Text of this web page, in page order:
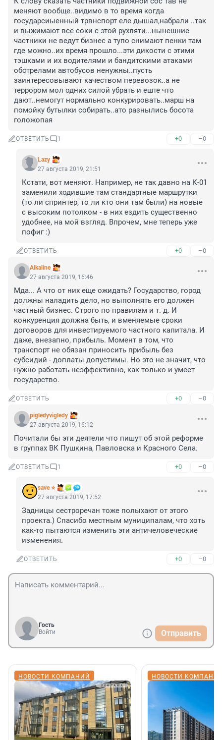
меняют вообще..видимо в то время когда
государсиыенный трвнспорт еле дышал,набрали ..так
и выжимают все соки с этой рухляти...нынешние
частники не ведут бизнес а тупо снимают пенки там
где можно..их время прошло...эти дикости с этими
тэшками и их водителями и бандитскими атаками
обстрелами автобусов ненужны..пусть
заинтересовывают качеством перевозок..а не
террором мол одних силой убрать и еште что
дают..немогут нормально конкурировать..марш на
помойку бутылки собирать..ато разнылись босота
голожопая
ОТВЕТИТЬ 1 +0 –0
Lazy
27 августа 2019, 21:51
Кстати, вот меняют. Например, не так давно на К-01
заменили ходившие там стандартные маршрутки
(то ли спринтер, то ли кто они там были) на новые
с высоким потолком - в них ездить существенно
удобнее, на мой взгляд. Впрочем, мне теперь уже
пофиг :)
ОТВЕТИТЬ +0 –0
Alkaline
27 августа 2019, 16:46
Мда... А что от них еще ожидать? Государство, город
должны наладить дело, но выполнять его должен
частный бизнес. Строго по правилам и т. д. И
конкуренция должна быть, и вменяемые сроки
договоров для инвестируемого частного капитала. И
даже, внезапно, прибыль. Момент в том, что
транспорт не обязан приносить прибыль без
субсидий - доплаты допустимы. Но это не значит, что
нужно работать неэффективно, как только и умеет
государство.
ОТВЕТИТЬ +0 –0
pigledyvigledy
27 августа 2019, 16:12
Почитали бы эти деятели что пишут об этой реформе
в группах ВК Пушкина, Павловска и Красного Села.
ОТВЕТИТЬ 1 +0 –0
save ⭐
27 августа 2019, 17:52
Задницы сестроречан тоже полыхают от этого
проекта.) Спасибо местным муниципалам, что хоть
как-то пытаются изменить эти античеловеческие
изменения.
ОТВЕТИТЬ +0 –0
Гость
Войти
Отправить
НОВОСТИ КОМПАНИЙ НОВОСТИ